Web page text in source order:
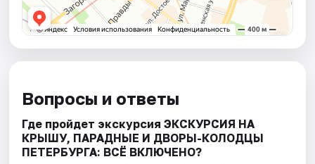
Вопросы и ответы
Где пройдет экскурсия ЭКСКУРСИЯ НА
КРЫШУ, ПАРАДНЫЕ И ДВОРЫ-КОЛОДЦЫ
ПЕТЕРБУРГА: ВСЁ ВКЛЮЧЕНО?